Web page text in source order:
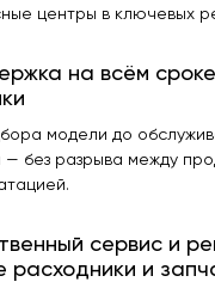
центры в ключевых
на всём
модели до
— без разрыва между
сервис и
расходники и